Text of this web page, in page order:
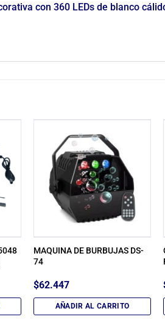
con 360 LEDs de blanco
MAQUINA DE BURBUJAS DS-
74
$62.447
AÑADIR AL CARRITO